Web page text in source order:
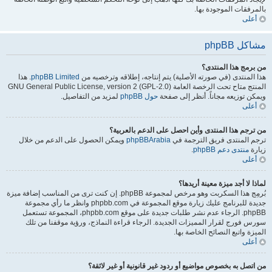
بالمرفقات الموجودة بها.
أعلى
مشاكل phpBB
من برمج هذا المنتدى؟
هذا المنتدى (في صورته الأصلية) يتم إنتاجه، إطلاقه وترخصيه من phpBB Limited. هذا
المنتج متاح تحت الرخصة العامة GNU General Public License, version 2 (GPL-2.0)
ويمكن توزيعه مجاناً. أنظر إلى صفحة حول phpBB
لمزيد من التفاصيل.
أعلى
من ترجم هذا المنتدى وأين احصل على الدعم بالعربية؟
ترجم المنتدى فريق الترجمة في phpBBArabia ويمكن الحصول على الدعم من خلال
زيارة منتدى دعم phpBB
.
أعلى
لماذا لا أجد ميزة معينة أريدها؟
بُرمِج هذا السكربت وهو مرخص لمجموعة phpBB. إن كنت ترى من المناسب إضافة ميزة
جديدة للبرنامج عليك زيارة موقع المجموعة في phpbb.com وانظر ما رأي مجموعة
phpBB. الرجاء عدم نشر طلبات جديدة على موقع phpbb.com، المجموعة تستعمل
سورس فورج لقرار المميزات الجديدة. الرجاء قراءة النماذج، ورؤية موقفنا من تلك
الميزة واتبع النصائح الخاصة بها.
أعلى
من اتصل به بخصوص مواضيع أو ردود غير قانونية أو غير لائقة؟